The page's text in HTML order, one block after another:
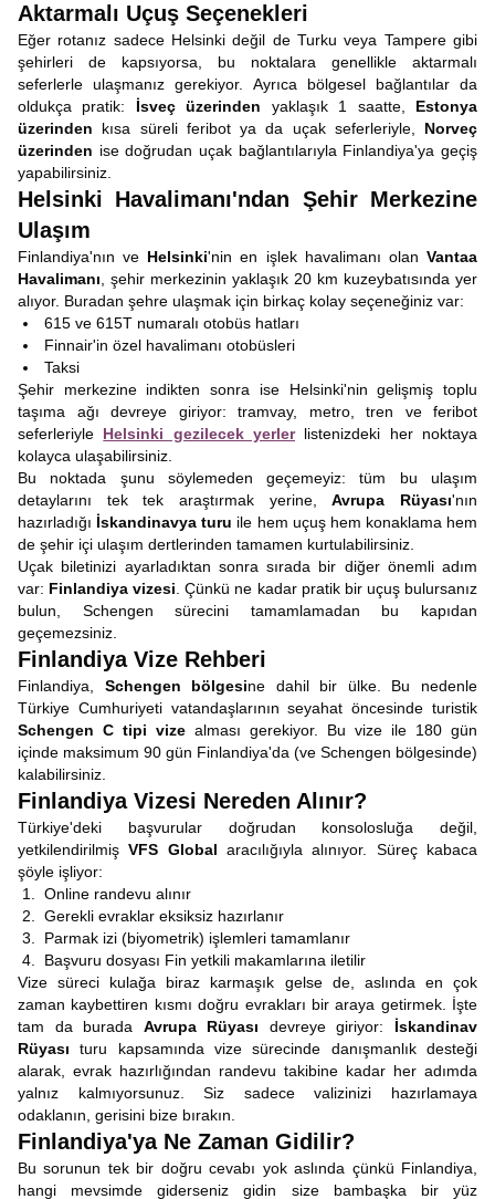
Aktarmalı Uçuş Seçenekleri
Eğer rotanız sadece Helsinki değil de Turku veya Tampere gibi
şehirleri de kapsıyorsa, bu noktalara genellikle aktarmalı
seferlerle ulaşmanız gerekiyor. Ayrıca bölgesel bağlantılar da
oldukça pratik: İsveç üzerinden yaklaşık 1 saatte, Estonya
üzerinden kısa süreli feribot ya da uçak seferleriyle, Norveç
üzerinden ise doğrudan uçak bağlantılarıyla Finlandiya'ya geçiş
yapabilirsiniz.
Helsinki Havalimanı'ndan Şehir Merkezine
Ulaşım
Finlandiya'nın ve Helsinki'nin en işlek havalimanı olanVantaa
Havalimanı , şehir merkezinin yaklaşık 20 km kuzeybatısında yer
alıyor. Buradan şehre ulaşmak için birkaç kolay seçeneğiniz var:
615 ve 615T numaralı otobüs hatları
Finnair'in özel havalimanı otobüsleri
Taksi
Şehir merkezine indikten sonra ise Helsinki'nin gelişmiş toplu
taşıma ağı devreye giriyor: tramvay, metro, tren ve feribot
seferleriyle Helsinki gezilecek yerlerlistenizdeki her noktaya
kolayca ulaşabilirsiniz.
Bu noktada şunu söylemeden geçemeyiz: tüm bu ulaşım
detaylarını tek tek araştırmak yerine,Avrupa Rüyası'nın
hazırladığı İskandinavya turu ile hem uçuş hem konaklama hem
de şehir içi ulaşım dertlerinden tamamen kurtulabilirsiniz.
Uçak biletinizi ayarladıktan sonra sırada bir diğer önemli adım
var: Finlandiya vizesi . Çünkü ne kadar pratik bir uçuş bulursanız
bulun, Schengen sürecini tamamlamadan bu kapıdan
geçemezsiniz.
Finlandiya Vize Rehberi
Finlandiya, Schengen bölgesine dahil bir ülke. Bu nedenle
Türkiye Cumhuriyeti vatandaşlarının seyahat öncesinde turistik
Schengen C tipi vize alması gerekiyor. Bu vize ile 180 gün
içinde maksimum 90 gün Finlandiya'da (ve Schengen bölgesinde)
kalabilirsiniz.
Finlandiya Vizesi Nereden Alınır?
Türkiye'deki başvurular doğrudan konsolosluğa değil,
yetkilendirilmişVFS Global aracılığıyla alınıyor. Süreç kabaca
şöyle işliyor:
Online randevu alınır
Gerekli evraklar eksiksiz hazırlanır
Parmak izi (biyometrik) işlemleri tamamlanır
Başvuru dosyası Fin yetkili makamlarına iletilir
Vize süreci kulağa biraz karmaşık gelse de, aslında en çok
zaman kaybettiren kısmı doğru evrakları bir araya getirmek. İşte
tam da burada Avrupa Rüyası devreye giriyor: İskandinav
Rüyası turu kapsamında vize sürecinde danışmanlık desteği
alarak, evrak hazırlığından randevu takibine kadar her adımda
yalnız kalmıyorsunuz. Siz sadece valizinizi hazırlamaya
odaklanın, gerisini bize bırakın.
Finlandiya'ya Ne Zaman Gidilir?
Bu sorunun tek bir doğru cevabı yok aslında çünkü Finlandiya,
hangi mevsimde giderseniz gidin size bambaşka bir yüz